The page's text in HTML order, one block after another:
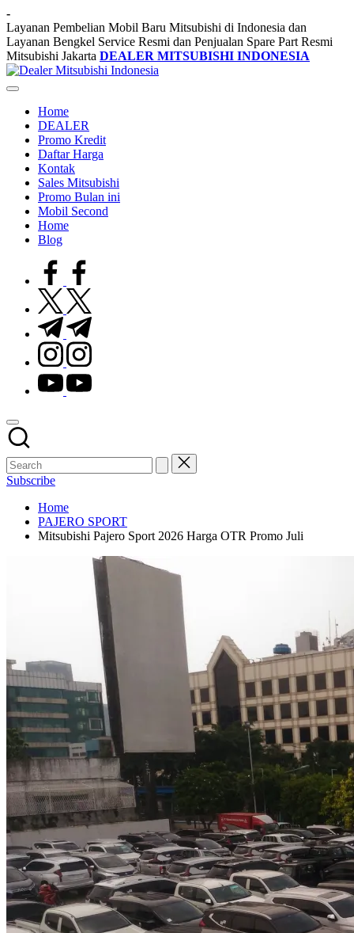
Skip
to
content
-
Layanan Pembelian Mobil Baru Mitsubishi di Indonesia dan
Layanan Bengkel Service Resmi dan Penjualan Spare Part Resmi
Mitsubishi Jakarta DEALER MITSUBISHI INDONESIA
Dealer
Jakarta
Srikandi
Diamond
Motors
Melayani
Pembelian
Tunai
Kredit
Home
DEALER
Promo Kredit
Daftar Harga
Kontak
Sales Mitsubishi
Promo Bulan ini
Mobil Second
Home
Blog
facebook.com
twitter.com
t.me
instagram.com
youtube.com
Subscribe
Home
PAJERO SPORT
Mitsubishi Pajero Sport 2026 Harga OTR Promo Juli